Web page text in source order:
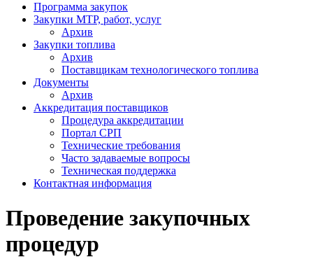
Программа закупок
Закупки МТР, работ, услуг
Архив
Закупки топлива
Архив
Поставщикам технологического топлива
Документы
Архив
Аккредитация поставщиков
Процедура аккредитации
Портал СРП
Технические требования
Часто задаваемые вопросы
Техническая поддержка
Контактная информация
Проведение закупочных
процедур